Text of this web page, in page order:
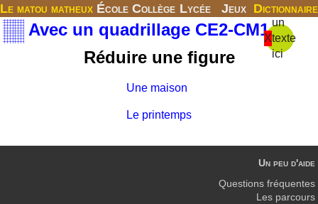
Le matou matheux École Collège Lycée Jeux Dictionnaire
X
un
texte
ici
Avec un quadrillage CE2-CM1
Réduire une figure
Une maison
Le printemps
Un peu d'aide
Questions fréquentes
Les parcours